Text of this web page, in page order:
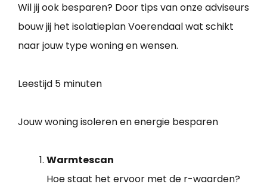
Wil jij ook besparen? Door tips van onze adviseurs
bouw jij het isolatieplan Voerendaal wat schikt
naar jouw type woning en wensen.
Leestijd 5 minuten
Jouw woning isoleren en energie besparen
Warmtescan
Hoe staat het ervoor met de r-waarden?